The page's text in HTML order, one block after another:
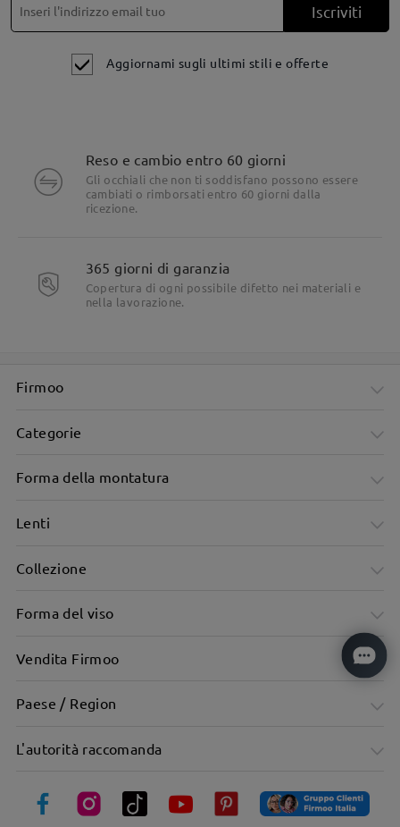
Iscriviti
Aggiornami sugli ultimi stili e offerte
Reso e cambio entro 60 giorni
Gli occhiali che non ti soddisfano possono essere
cambiati o rimborsati entro 60 giorni dalla
ricezione.
365 giorni di garanzia
Copertura di ogni possibile difetto nei materiali e
nella lavorazione.
Firmoo
Categorie
Forma della montatura
Lenti
Collezione
Forma del viso
Vendita Firmoo
Paese / Region
L'autorità raccomanda